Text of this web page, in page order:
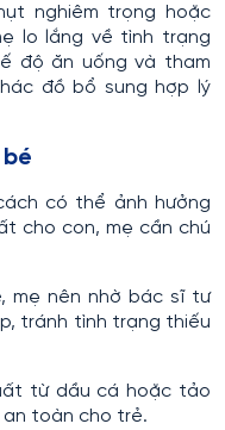
nghiêm trọng hoặc
lo lắng về tình trạng
độ ăn uống và tham
đồ bổ sung hợp lý
có thể ảnh hưởng
cho con, mẹ cần chú
mẹ nên nhờ bác sĩ tư
tránh tình trạng thiếu
từ dầu cá hoặc tảo
toàn cho trẻ.